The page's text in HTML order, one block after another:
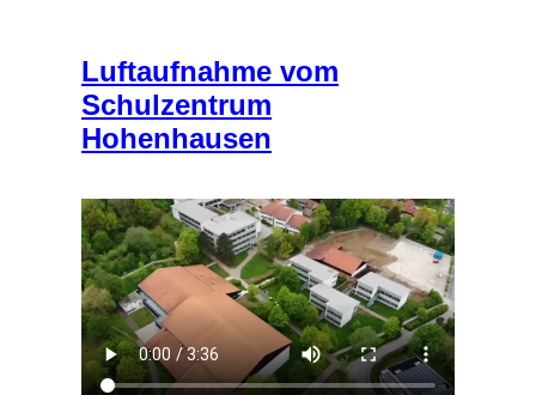
Luftaufnahme vom
Schulzentrum
Hohenhausen